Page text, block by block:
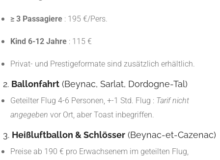
≥ 3 Passagiere : 195 €/Pers.
Kind 6-12 Jahre : 115 €
Privat- und Prestigeformate sind zusätzlich erhältlich.
2. Ballonfahrt (Beynac, Sarlat, Dordogne-Tal)
Geteilter Flug 4-6 Personen, +-1 Std. Flug : Tarif nicht
angegeben vor Ort, aber Toast inbegriffen.
3. Heißluftballon & Schlösser (Beynac-et-Cazenac)
Preise ab 190 € pro Erwachsenem im geteilten Flug,